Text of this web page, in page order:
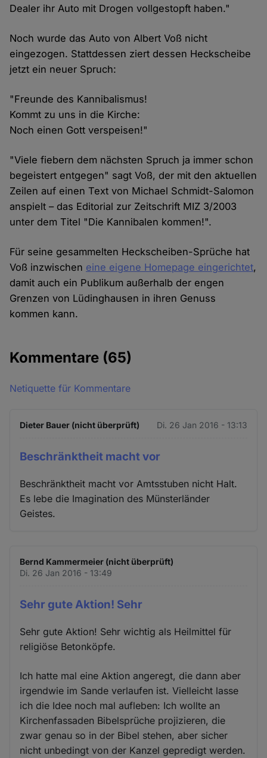
Dealer ihr Auto mit Drogen vollgestopft haben."
Noch wurde das Auto von Albert Voß nicht
eingezogen. Stattdessen ziert dessen Heckscheibe
jetzt ein neuer Spruch:
"Freunde des Kannibalismus!
Kommt zu uns in die Kirche:
Noch einen Gott verspeisen!"
"Viele fiebern dem nächsten Spruch ja immer schon
begeistert entgegen" sagt Voß, der mit den aktuellen
Zeilen auf einen Text von Michael Schmidt-Salomon
anspielt – das Editorial zur Zeitschrift MIZ 3/2003
unter dem Titel "Die Kannibalen kommen!".
Für seine gesammelten Heckscheiben-Sprüche hat
Voß inzwischen eine eigene Homepage eingerichtet,
damit auch ein Publikum außerhalb der engen
Grenzen von Lüdinghausen in ihren Genuss
kommen kann.
Kommentare (65)
Netiquette für Kommentare
Dieter Bauer (nicht überprüft) Di. 26 Jan 2016 - 13:13
Beschränktheit macht vor
Beschränktheit macht vor Amtsstuben nicht Halt.
Es lebe die Imagination des Münsterländer
Geistes.
Bernd Kammermeier (nicht überprüft)
Di. 26 Jan 2016 - 13:49
Sehr gute Aktion! Sehr
Sehr gute Aktion! Sehr wichtig als Heilmittel für
religiöse Betonköpfe.
Ich hatte mal eine Aktion angeregt, die dann aber
irgendwie im Sande verlaufen ist. Vielleicht lasse
ich die Idee noch mal aufleben: Ich wollte an
Kirchenfassaden Bibelsprüche projizieren, die
zwar genau so in der Bibel stehen, aber sicher
nicht unbedingt von der Kanzel gepredigt werden.